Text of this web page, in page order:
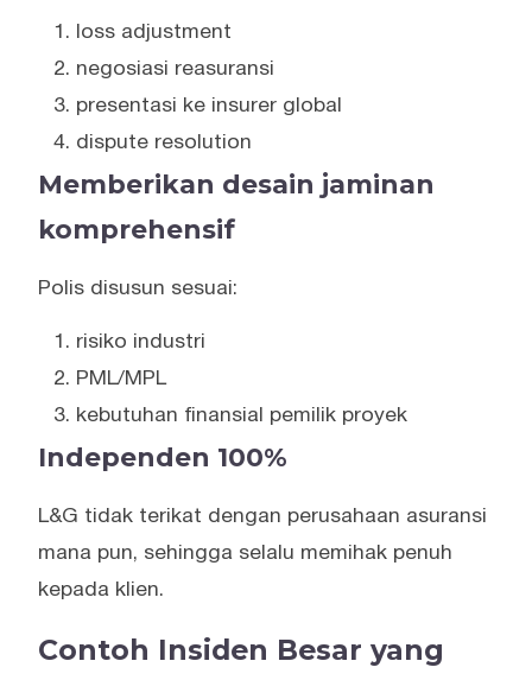
loss adjustment
negosiasi reasuransi
presentasi ke insurer global
dispute resolution
Memberikan desain jaminan
komprehensif
Polis disusun sesuai:
risiko industri
PML/MPL
kebutuhan finansial pemilik proyek
Independen 100%
L&G tidak terikat dengan perusahaan asuransi
mana pun, sehingga selalu memihak penuh
kepada klien.
Contoh Insiden Besar yang